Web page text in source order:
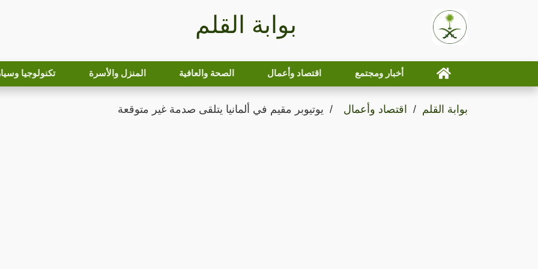
بوابة القلم
أخبار ومجتمع اقتصاد وأعمال الصحة والعافية المنزل والأسرة تكنولوجيا
بوابة القلم اقتصاد وأعمال يوتيوبر مقيم في ألمانيا يتلقى صدمة غير متوقعة